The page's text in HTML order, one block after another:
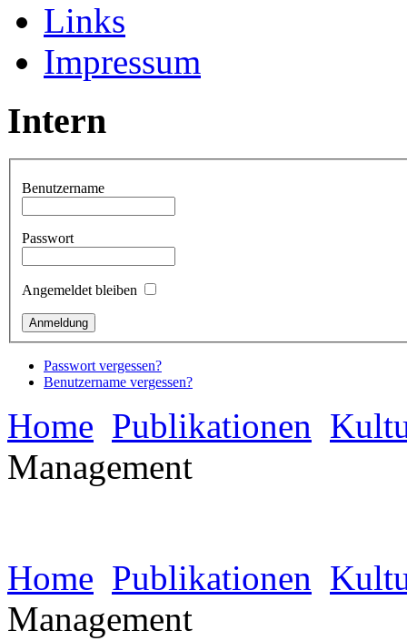
Links
Impressum
Intern
Benutzername
Passwort
Angemeldet bleiben
Passwort vergessen?
Benutzername vergessen?
Home Publikationen
Management
Home Publikationen
Management